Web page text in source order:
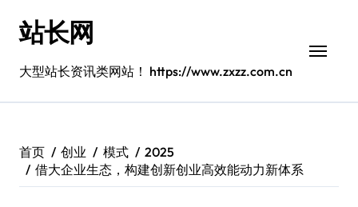
站长网
大型站长资讯类网站！ https://www.zxzz.com.cn
首页 创业 模式
2025
借大企业生态，构建创新创业高效能动力新体系